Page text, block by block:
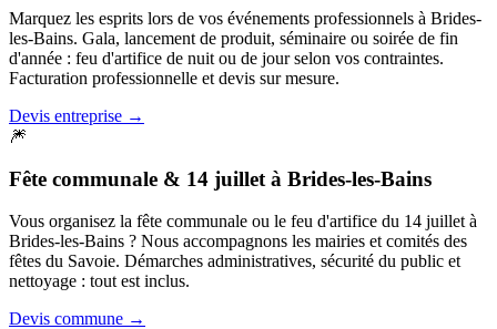
Marquez les esprits lors de vos événements professionnels à Brides-
les-Bains. Gala, lancement de produit, séminaire ou soirée de fin
d'année : feu d'artifice de nuit ou de jour selon vos contraintes.
Facturation professionnelle et devis sur mesure.
Devis entreprise →
🎆
Fête communale & 14 juillet à Brides-les-Bains
Vous organisez la fête communale ou le feu d'artifice du 14 juillet à
Brides-les-Bains ? Nous accompagnons les mairies et comités des
fêtes du Savoie. Démarches administratives, sécurité du public et
nettoyage : tout est inclus.
Devis commune →